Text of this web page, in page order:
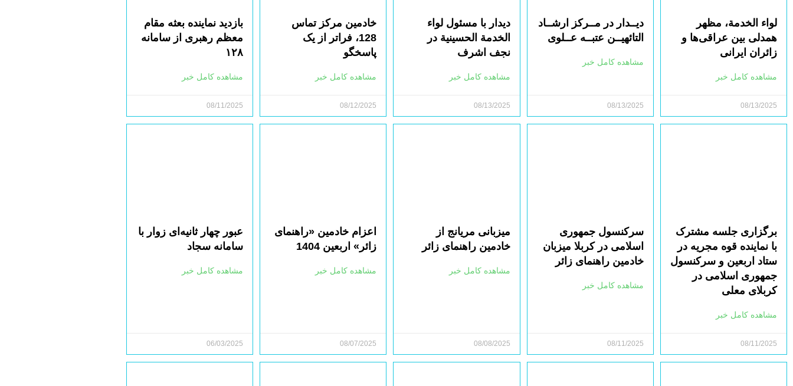
لواء الخدمة، مظهر
همدلی بین عراقی‌ها و
زائران ایرانی
مشاهده کامل خبر
08/13/2025
دیــدار در مــرکز ارشــاد
التائهیــن عتبــه عــلوی
مشاهده کامل خبر
08/13/2025
دیدار با مسئول لواء
الخدمة الحسينية در
نجف اشرف
مشاهده کامل خبر
08/13/2025
خادمین مرکز تماس
128، فراتر از یک
پاسخگو
مشاهده کامل خبر
08/12/2025
بازدید نماینده بعثه مقام
معظم رهبری از سامانه
۱۲۸
مشاهده کامل خبر
08/11/2025
برگزاری جلسه مشترک
با نماینده قوه مجریه در
ستاد اربعین و سرکنسول
جمهوری اسلامی در
کربلای معلی
مشاهده کامل خبر
08/11/2025
سرکنسول جمهوری
اسلامی در کربلا میزبان
خادمین راهنمای زائر
مشاهده کامل خبر
08/11/2025
میزبانی مریانج از
خادمین راهنمای زائر
مشاهده کامل خبر
08/08/2025
اعزام خادمین «راهنمای
زائر» اربعین 1404
مشاهده کامل خبر
08/07/2025
عبور چهار ثانیه‌ای زوار با
سامانه سجاد
مشاهده کامل خبر
06/03/2025